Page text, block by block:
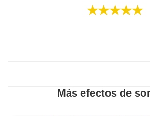
★★★★★
Más efectos de